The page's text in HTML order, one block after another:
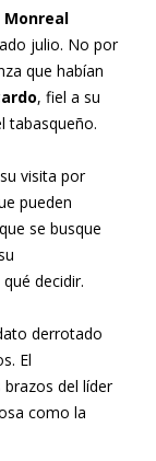
Monreal
julio. No por
que habían
, fiel a su
tabasqueño.
visita por
pueden
se busque
decidir.
derrotado
El
del líder
como la